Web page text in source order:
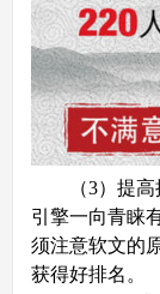
（3）提高搜
引擎一向青睐
须注意软文的
获得好排名。